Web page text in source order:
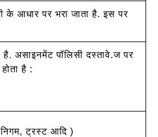
के आधार पर भरा जाता है. इस पर
असाइनमेंट पॉलिसी दस्तावे.ज पर
है :
निगम, ट्रस्ट आदि )